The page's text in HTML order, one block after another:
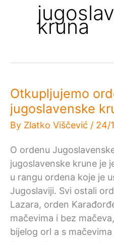
kruna
Otkupljujemo
jugoslavenske
By Zlatko Viščević / 24/
O ordenu
jugoslavenske krune je
u rangu ordena koje je
Jugoslaviji. Svi ostali
Lazara, orden
mačevima i bez
bijelog orl a s